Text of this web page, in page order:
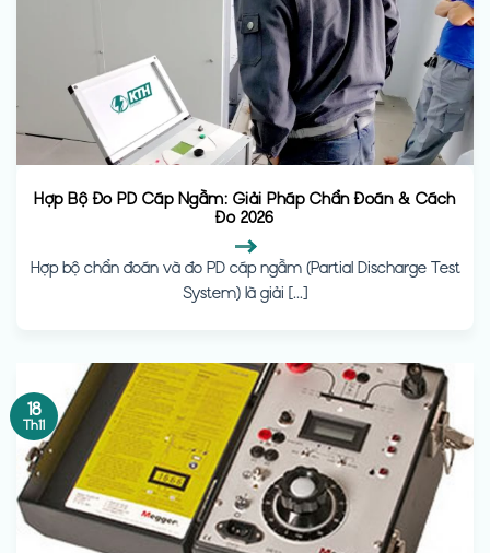
Hợp Bộ Đo PD Cáp Ngầm: Giải Pháp Chẩn Đoán & Cách
Đo 2026
Hợp bộ chẩn đoán và đo PD cáp ngầm (Partial Discharge Test
System) là giải [...]
18
Th11